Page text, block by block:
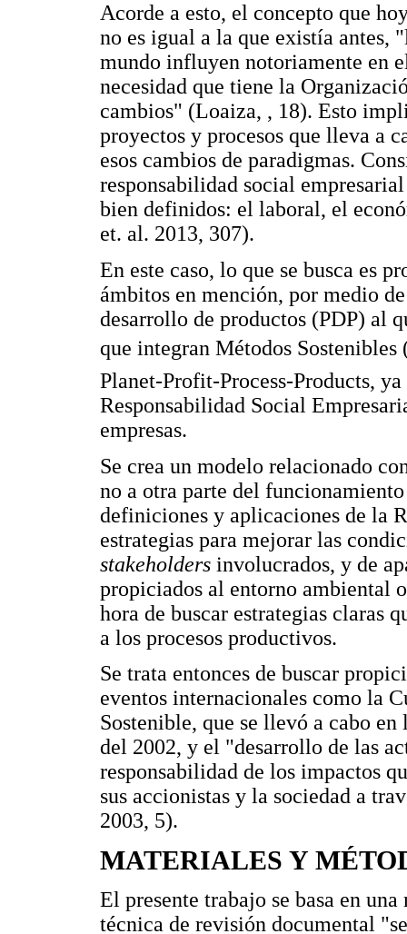
Acorde a esto, el concepto que
no es igual a la que existía antes,
mundo influyen notoriamente en
necesidad que tiene la
cambios" (Loaiza, , 18). Esto
proyectos y procesos que lleva a
esos cambios de paradigmas.
responsabilidad social
bien definidos: el laboral, el
et. al. 2013, 307).
En este caso, lo que se busca es
ámbitos en mención, por medio
desarrollo de productos (PDP) al
que integran Métodos Sostenibles
Planet-Profit-Process-Products,
Responsabilidad Social
empresas.
Se crea un modelo relacionado
no a otra parte del
definiciones y aplicaciones de la
estrategias para mejorar las
stakeholders involucrados, y de
propiciados al entorno ambiental
hora de buscar estrategias claras
a los procesos productivos.
Se trata entonces de buscar
eventos internacionales como la
Sostenible, que se llevó a cabo
del 2002, y el "desarrollo de las
responsabilidad de los impactos
sus accionistas y la sociedad a
2003, 5).
MATERIALES Y
El presente trabajo se basa en
técnica de revisión documental